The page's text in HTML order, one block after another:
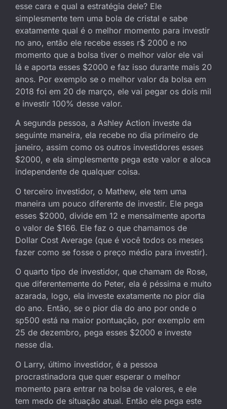
esse cara e qual a estratégia dele? Ele
simplesmente tem uma bola de cristal e sabe
exatamente qual é o melhor momento para investir
no ano, então ele recebe esses r$ 2000 e no
momento que a bolsa tiver o melhor valor ele vai
lá e aporta esses $2000 e faz isso durante mais 20
anos. Por exemplo se o melhor valor da bolsa em
2018 foi em 20 de março, ele vai pegar os dois mil
e investir 100% desse valor.
A segunda pessoa, a Ashley Action investe da
seguinte maneira, ela recebe no dia primeiro de
janeiro, assim como os outros investidores esses
$2000, e ela simplesmente pega este valor e aloca
independente de qualquer coisa.
O terceiro investidor, o Mathew, ele tem uma
maneira um pouco diferente de investir. Ele pega
esses $2000, divide em 12 e mensalmente aporta
o valor de $166. Ele faz o que chamamos de
Dollar Cost Average (que é você todos os meses
fazer como se fosse o preço médio para investir).
O quarto tipo de investidor, que chamam de Rose,
que diferentemente do Peter, ela é péssima e muito
azarada, logo, ela investe exatamente no pior dia
do ano. Então, se o pior dia do ano por onde o
sp500 está na maior pontuação, por exemplo em
25 de dezembro, pega esses $2000 e investe
nesse dia.
O Larry, último investidor, é a pessoa
procrastinadora que quer esperar o melhor
momento para entrar na bolsa de valores, e ele
tem medo de situação atual. Então ele pega este